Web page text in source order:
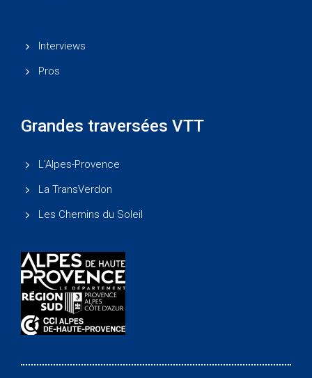
Interviews
Pros
Grandes traversées VTT
L'Alpes-Provence
La TransVerdon
Les Chemins du Soleil